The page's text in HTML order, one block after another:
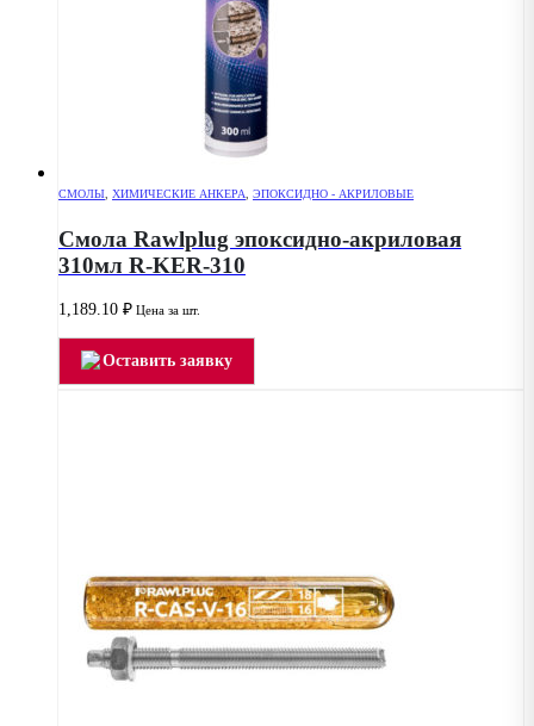
СМОЛЫ, ХИМИЧЕСКИЕ АНКЕРА, ЭПОКСИДНО - АКРИЛОВЫЕ
Смола Rawlplug эпоксидно-акриловая
310мл R-KER-310
1,189.10 ₽ Цена за шт.
Оставить заявку